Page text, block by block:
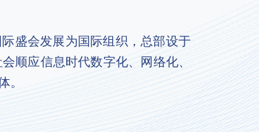
盛会发展为国际组织，总部设于
顺应信息时代数字化、网络化、
。